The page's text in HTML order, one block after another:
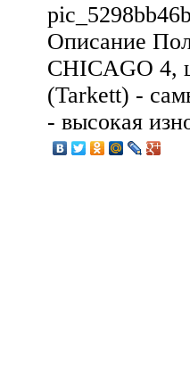
Описание
CHICAGO 4,
(Tarkett) -
- высокая